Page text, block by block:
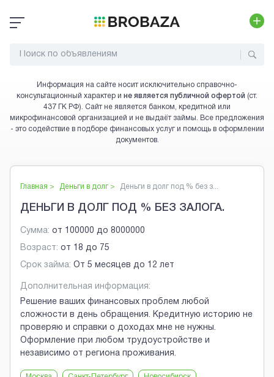
Информация на сайте носит исключительно справочно-
консультационный характер и не является публичной офертой (ст.
437 ГК РФ). Сайт не является банком, кредитной или
микрофинансовой организацией и не выдаёт займы. Все предложения
- это содействие в подборе финансовых услуг и помощь в оформлении
документов.
Главная > Деньги в долг> Деньги в долг под % без з...
ДЕНЬГИ В ДОЛГ ПОД % БЕЗ ЗАЛОГА.
Сумма: от 100000 до 8000000
Возраст: от 18 до 75
Срок займа: От 5 месяцев до 12 лет
Дополнительная информация:
Решение ваших финансовых проблем любой
сложности в день обращения. Кредитную историю не
проверяю и справки о доходах мне не нужны.
Оформление при любом трудоустройстве и
независимо от региона проживания.